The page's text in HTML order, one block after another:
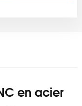
en acier